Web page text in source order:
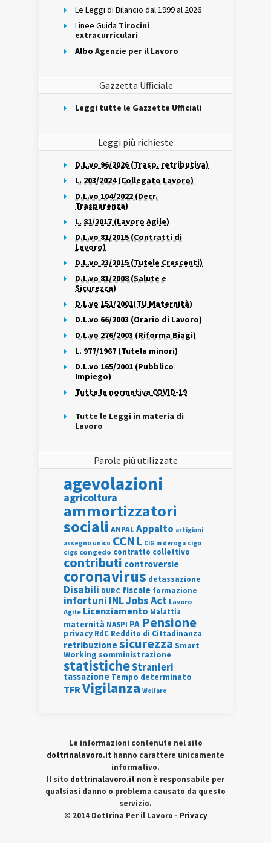
Le Leggi di Bilancio dal 1999 al 2026
Linee Guida Tirocini
extracurriculari
Albo Agenzie per il Lavoro
Gazzetta Ufficiale
Leggi tutte le Gazzette Ufficiali
Leggi più richieste
D.L.vo 96/2026 (Trasp. retributiva)
L. 203/2024 (Collegato Lavoro)
D.L.vo 104/2022 (Decr.
Trasparenza)
L. 81/2017 (Lavoro Agile)
D.L.vo 81/2015 (Contratti di
Lavoro)
D.L.vo 23/2015 (Tutele Crescenti)
D.L.vo 81/2008 (Salute e
Sicurezza)
D.L.vo 151/2001(TU Maternità)
D.L.vo 66/2003 (Orario di Lavoro)
D.L.vo 276/2003 (Riforma Biagi)
L. 977/1967 (Tutela minori)
D.L.vo 165/2001 (Pubblico
Impiego)
Tutta la normativa COVID-19
Tutte le Leggi in materia di
Lavoro
Parole più utilizzate
agevolazioni
agricoltura
ammortizzatori
sociali ANPALAppalto artigiani
assegno unico CCNL CIG in deroga cigo
cigs congedo contratto collettivo
contributi controversie
coronavirus detassazione
Disabili DURC fiscale formazione
infortuni INLJobs Act Lavoro
Agile Licenziamento Malattia
maternità NASPI PA Pensione
privacy RdC Reddito di Cittadinanza
retribuzionesicurezza Smart
Working somministrazione
statisticheStranieri
tassazione Tempo determinato
TFRVigilanza Welfare
Le informazioni contenute nel sito
dottrinalavoro.it hanno carattere unicamente
informativo.
Il sito dottrinalavoro.it non è responsabile per
qualsiasi danno o problema causato da questo
servizio.
© 2014 Dottrina Per il Lavoro - Privacy